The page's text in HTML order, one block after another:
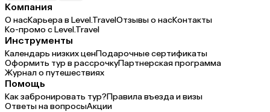
Компания
О насКарьера в Level.TravelОтзывы о насКонтакты
Ко-промо с Level.Travel
Инструменты
Календарь низких ценПодарочные сертификаты
Оформить тур в рассрочкуПартнерская программа
Журнал о путешествиях
Помощь
Как забронировать тур?Правила въезда и визы
Ответы на вопросыАкции